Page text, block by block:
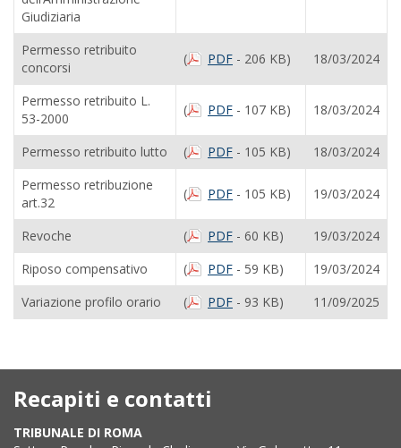
Giudiziaria
Permesso retribuito
concorsi
( PDF - 206 KB) 18/03/2024
Permesso retribuito L.
53-2000
( PDF - 107 KB) 18/03/2024
Permesso retribuito lutto ( PDF - 105 KB)
18/03/2024
Permesso retribuzione
art.32
( PDF - 105 KB) 19/03/2024
Revoche ( PDF - 60 KB)
19/03/2024
Riposo compensativo
( PDF - 59 KB)
19/03/2024
Variazione profilo orario
( PDF - 93 KB) 11/09/2025
Recapiti e contatti
TRIBUNALE DI ROMA